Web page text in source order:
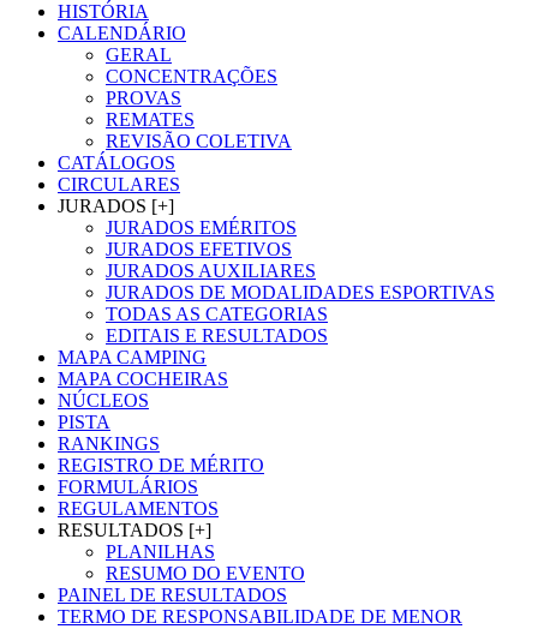
HISTÓRIA
CALENDÁRIO
GERAL
CONCENTRAÇÕES
PROVAS
REMATES
REVISÃO COLETIVA
CATÁLOGOS
CIRCULARES
JURADOS [+]
JURADOS EMÉRITOS
JURADOS EFETIVOS
JURADOS AUXILIARES
JURADOS DE MODALIDADES ESPORTIVAS
TODAS AS CATEGORIAS
EDITAIS E RESULTADOS
MAPA CAMPING
MAPA COCHEIRAS
NÚCLEOS
PISTA
RANKINGS
REGISTRO DE MÉRITO
FORMULÁRIOS
REGULAMENTOS
RESULTADOS [+]
PLANILHAS
RESUMO DO EVENTO
PAINEL DE RESULTADOS
TERMO DE RESPONSABILIDADE DE MENOR